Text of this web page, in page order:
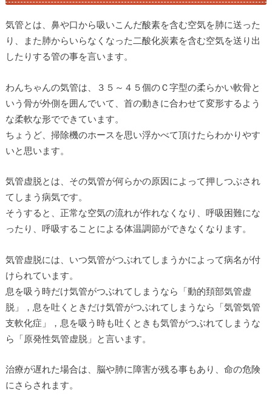
気管とは、鼻や口から吸いこんだ酸素を含む空気を肺に送った
り、また肺からいらなくなった二酸化炭素を含む空気を送り出
したりする管の事を言います。
わんちゃんの気管は、３５～４５個のＣ字型の柔らかい軟骨と
いう骨が外側を囲んでいて、首の動きに合わせて変形するよう
な柔軟な形でできています。
ちょうど、掃除機のホースを思い浮かべて頂けたらわかりやす
いと思います。
気管虚脱とは、その気管が何らかの原因によって押しつぶされ
てしまう病気です。
そうすると、正常な空気の流れが作れなくなり、呼吸困難にな
ったり、呼吸することによる体温調節ができなくなります。
気管虚脱には、いつ気管がつぶれてしまうかによって病名が付
けられています。
息を吸う時だけ気管がつぶれてしまうなら「動的頚部気管虚
脱」，息を吐くときだけ気管がつぶれてしまうなら「気管気管
支軟化症」，息を吸う時も吐くときも気管がつぶれてしまうな
ら「原発性気管虚脱」と言います。
治療が遅れた場合は、脳や肺に障害が残る事もあり、命の危険
にさらされます。